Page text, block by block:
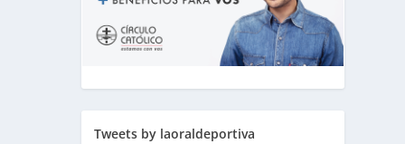
Tweets by laoraldeportiva